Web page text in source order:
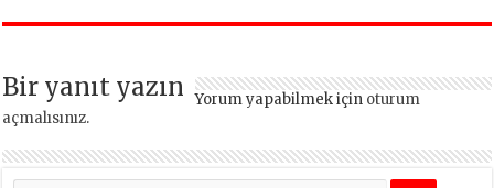
ara vermeden
Bir yanıt yazın Yorum yapabilmek için oturum
açmalısınız.